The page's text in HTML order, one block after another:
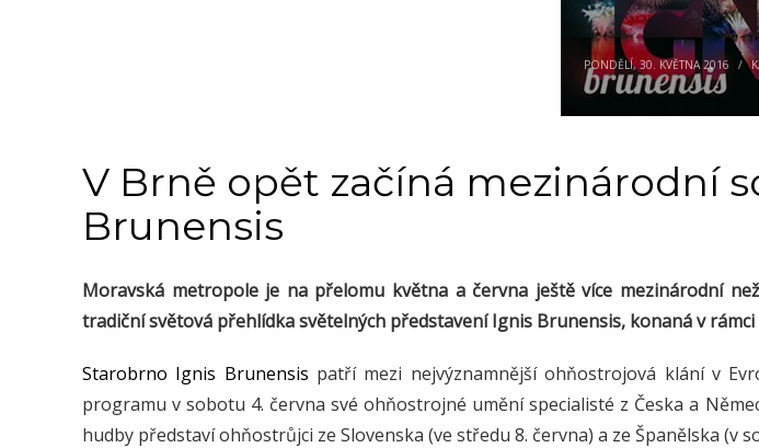
PONDĚLÍ, 30. KVĚTNA 2016 /
V Brně opět začíná mezinárodní
Brunensis
Moravská metropole je na přelomu května a června ještě více mezinárodní
tradiční světová přehlídka světelných představení Ignis Brunensis, konaná v
Starobrno Ignis Brunensis patří mezi nejvýznamnější ohňostrojová klání v
programu v sobotu 4. června své ohňostrojné umění specialisté z Česka a
hudby představí ohňostrůjci ze Slovenska (ve středu 8. června) a ze Španělska (v